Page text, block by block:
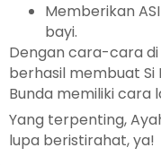
Memberikan
bayi.
Dengan cara-cara di
berhasil membuat Si
Bunda memiliki cara
Yang terpenting,
lupa beristirahat, ya!